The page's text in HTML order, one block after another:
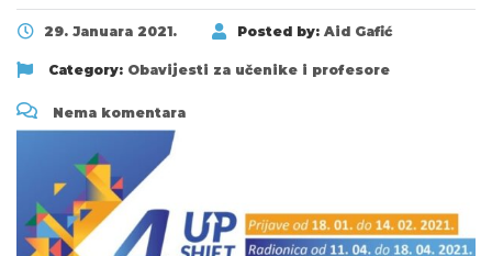
29. Januara 2021. Posted by: Aid Gafić
Category: Obavijesti za učenike i profesore
Nema komentara